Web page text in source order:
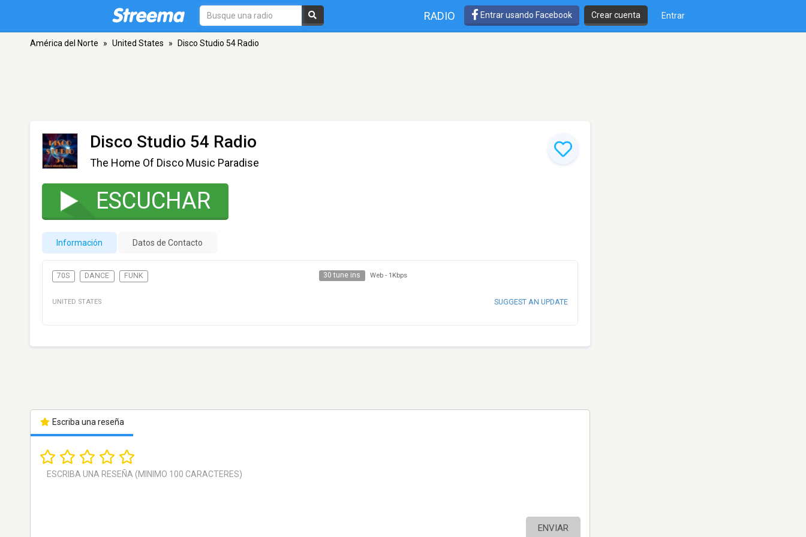
RADIO Entrar usando Facebook Crear cuenta Entrar
América del Norte » United States » Disco Studio 54 Radio
Disco Studio 54 Radio
The Home Of Disco Music Paradise
ESCUCHAR
Información Datos de Contacto
70S DANCE FUNK 30 tune ins Web - 1Kbps
UNITED STATES SUGGEST AN UPDATE
Escriba una reseña
ENVIAR